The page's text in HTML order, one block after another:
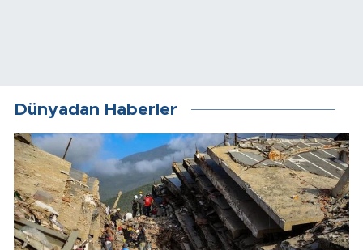
Dünyadan Haberler